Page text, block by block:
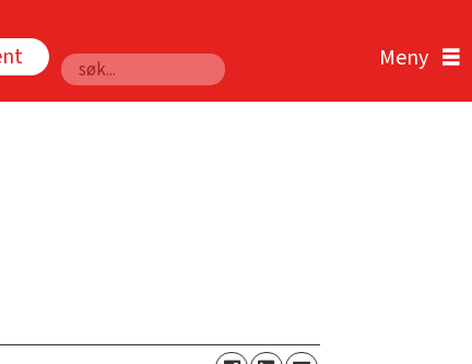
Søk